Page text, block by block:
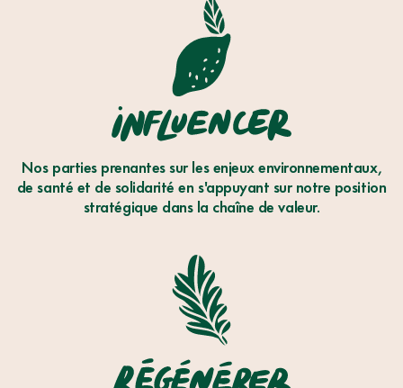
RÉGÉNÉRER
INFLUENCER
Nos parties prenantes sur les enjeux environnementaux,
de santé et de solidarité en s'appuyant sur notre position
stratégique dans la chaîne de valeur.